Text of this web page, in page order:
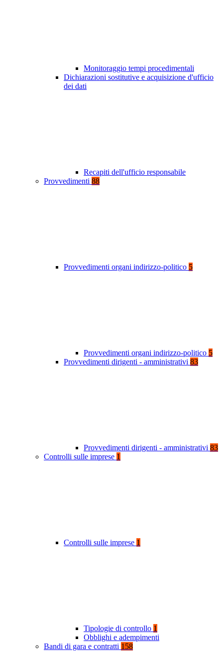
Monitoraggio tempi procedimentali
Dichiarazioni sostitutive e acquisizione d'ufficio
dei dati
Recapiti dell'ufficio responsabile
Provvedimenti 88
Provvedimenti organi indirizzo-politico 5
Provvedimenti organi indirizzo-politico 5
Provvedimenti dirigenti - amministrativi 83
Provvedimenti dirigenti - amministrativi 83
Controlli sulle imprese 1
Controlli sulle imprese 1
Tipologie di controllo 1
Obblighi e adempimenti
Bandi di gara e contratti 158